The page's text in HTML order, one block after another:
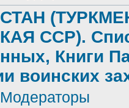
ССР).
Книги
воинских
Модераторы